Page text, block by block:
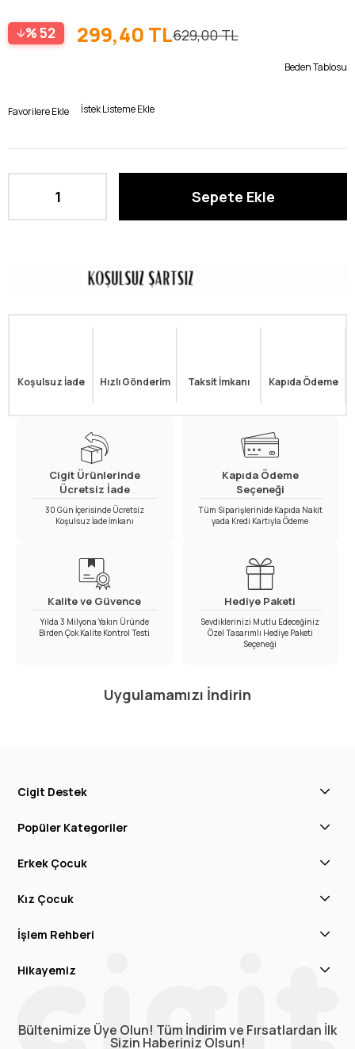
52 629,00 TL
299,40 TL
Beden Tablosu
Favorilere Ekle İstek Listeme Ekle
Koşulsuz İade Hızlı Gönderim Taksit İmkanı Kapıda Ödeme
Cigit Ürünlerinde
Ücretsiz İade
30 Gün İçerisinde Ücretsiz
Koşulsuz İade İmkanı
Kapıda Ödeme
Seçeneği
Tüm Siparişlerinide Kapıda Nakit
yada Kredi Kartıyla Ödeme
Kalite ve Güvence
Yılda 3 Milyona Yakın Üründe
Birden Çok Kalite Kontrol Testi
Hediye Paketi
Sevdiklerinizi Mutlu Edeceğiniz
Özel Tasarımlı Hediye Paketi
Seçeneği
Uygulamamızı İndirin
Cigit Destek
Popüler Kategoriler
Erkek Çocuk
Kız Çocuk
İşlem Rehberi
Hikayemiz
Bültenimize Üye Olun! Tüm İndirim ve Fırsatlardan İlk
Sizin Haberiniz Olsun!